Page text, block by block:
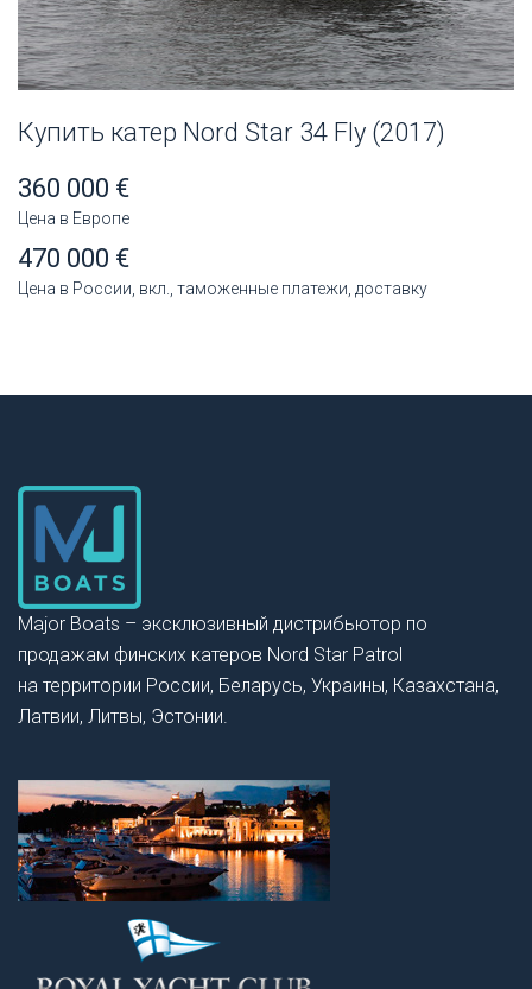
Купить катер Nord Star 34 Fly (2017)
360 000 €
Цена в Европе
470 000 €
Цена в России, вкл., таможенные платежи, доставку
Major Boats – эксклюзивный дистрибьютор по
продажам финских катеров Nord Star Patrol
на территории России, Беларусь, Украины, Казахстана,
Латвии, Литвы, Эстонии.